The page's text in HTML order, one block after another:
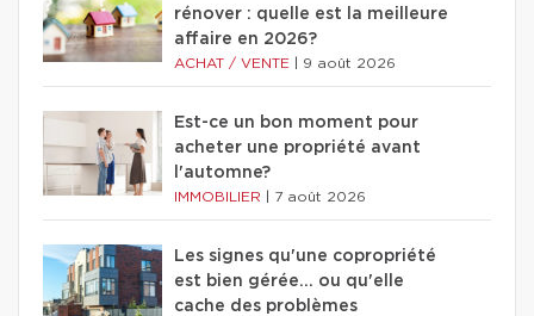
rénover : quelle est la meilleure
affaire en 2026?
ACHAT / VENTE 9 août 2026
Est-ce un bon moment pour
acheter une propriété avant
l'automne?
IMMOBILIER 7 août 2026
Les signes qu'une copropriété
est bien gérée… ou qu'elle
cache des problèmes